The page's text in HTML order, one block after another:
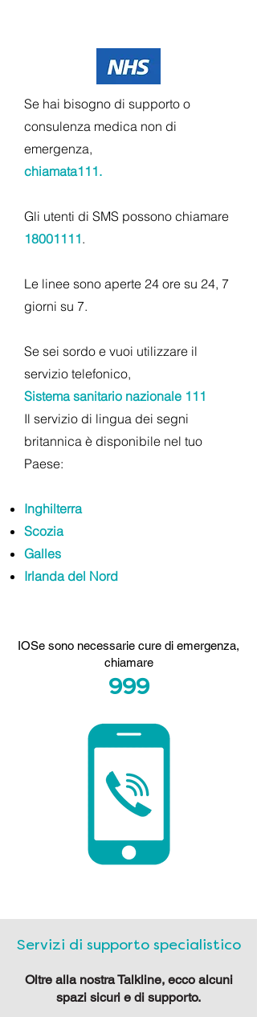
Se hai bisogno di supporto o
consulenza medica non di
emergenza,
chiamata111.
Gli utenti di SMS possono chiamare
18001111.
Le linee sono aperte 24 ore su 24, 7
giorni su 7.
Se sei sordo e vuoi utilizzare il
servizio telefonico,
Sistema sanitario nazionale 111
Il servizio di lingua dei segni
britannica è disponibile nel tuo
Paese:
Inghilterra
Scozia
Galles
Irlanda del Nord
IOSe sono necessarie cure di emergenza,
chiamare
999
Servizi di supporto specialistico
Oltre alla nostra Talkline, ecco alcuni
spazi sicuri e di supporto.